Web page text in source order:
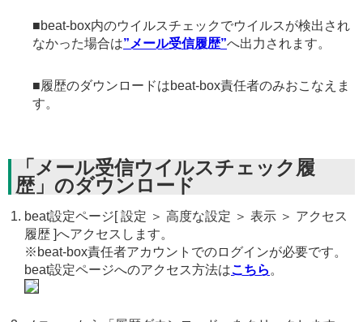
■beat-box内のウイルスチェックでウイルスが検出され
なかった場合は”メール受信履歴”へ出力されます。
■履歴のダウンロードはbeat-box責任者のみおこなえま
す。
「メール受信ウイルスチェック履
歴」のダウンロード
beat設定ページ[ 設定 ＞ 高度な設定 ＞ 表示 ＞ アクセス
履歴 ]へアクセスします。
※beat-box責任者アカウントでのログインが必要です。
beat設定ページへのアクセス方法はこちら 。